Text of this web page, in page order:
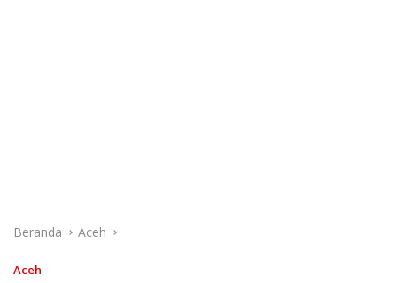
Beranda Aceh
Aceh